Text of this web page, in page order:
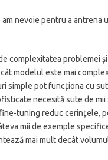
nevoie pentru a antrena
complexitatea problemei
modelul este mai
simple pot funcționa cu
necesită sute de mii
tuning reduc cerințele,
mii de exemple
mai mult decât